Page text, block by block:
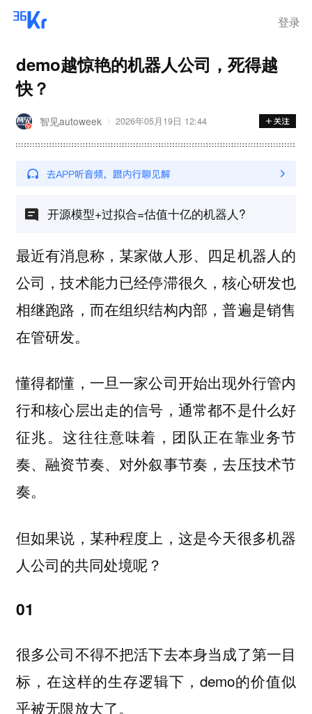
登录
demo越惊艳的机器人公司，死得越
快？
智见autoweek 2026年05月19日 12:44
开源模型+过拟合=估值十亿的机器人?
最近有消息称，某家做人形、四足机器人的
公司，技术能力已经停滞很久，核心研发也
相继跑路，而在组织结构内部，普遍是销售
在管研发。
懂得都懂，一旦一家公司开始出现外行管内
行和核心层出走的信号，通常都不是什么好
征兆。这往往意味着，团队正在靠业务节
奏、融资节奏、对外叙事节奏，去压技术节
奏。
但如果说，某种程度上，这是今天很多机器
人公司的共同处境呢？
01
很多公司不得不把活下去本身当成了第一目
标，在这样的生存逻辑下，demo的价值似
乎被无限放大了。